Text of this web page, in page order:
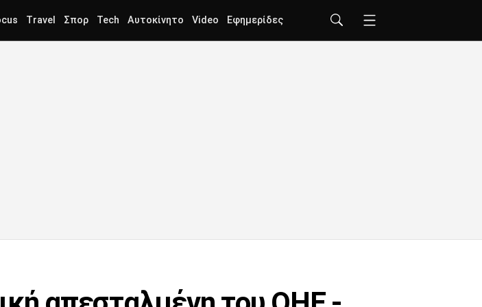
Travel Σπορ Tech Αυτοκίνητο Video Εφημερίδες